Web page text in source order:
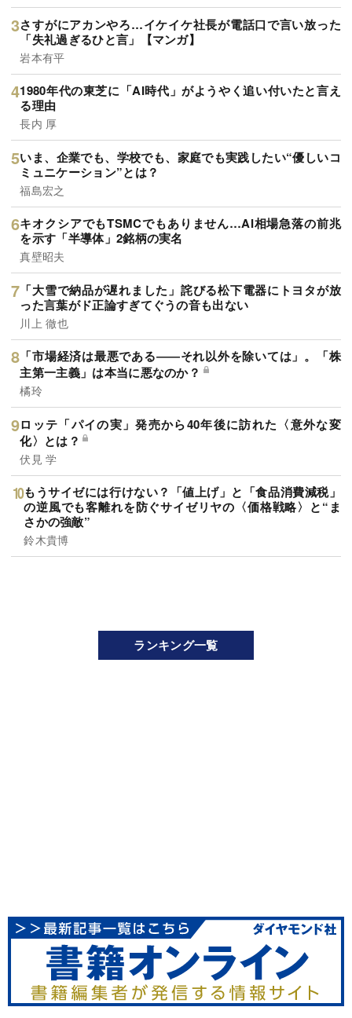
さすがにアカンやろ…イケイケ社長が電話口で言い放った
「失礼過ぎるひと言」【マンガ】
岩本有平
1980年代の東芝に「AI時代」がようやく追い付いたと言え
る理由
長内 厚
いま、企業でも、学校でも、家庭でも実践したい“優しいコ
ミュニケーション”とは？
福島宏之
キオクシアでもTSMCでもありません…AI相場急落の前兆
を示す「半導体」2銘柄の実名
真壁昭夫
「大雪で納品が遅れました」詫びる松下電器にトヨタが放
った言葉がド正論すぎてぐうの音も出ない
川上 徹也
「市場経済は最悪である――それ以外を除いては」。「株
主第一主義」は本当に悪なのか？
橘玲
ロッテ「パイの実」発売から40年後に訪れた〈意外な変
化〉とは？
伏見 学
もうサイゼには行けない？「値上げ」と「食品消費減税」
の逆風でも客離れを防ぐサイゼリヤの〈価格戦略〉と“ま
さかの強敵”
鈴木貴博
ランキング一覧